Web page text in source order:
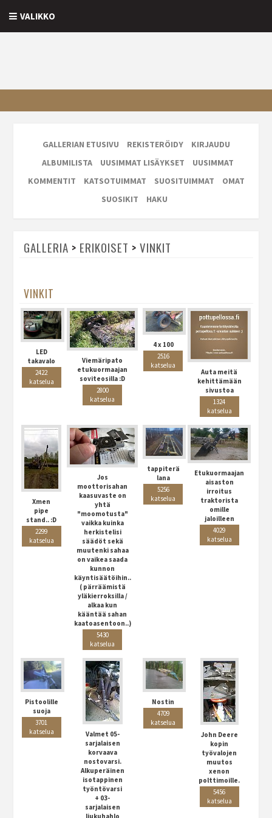
VALIKKO
GALLERIAN ETUSIVU REKISTERÖIDY
KIRJAUDU
ALBUMILISTA
UUSIMMAT LISÄYKSET
UUSIMMAT
KOMMENTIT
KATSOTUIMMAT SUOSITUIMMAT
OMAT
SUOSIKIT
HAKU
GALLERIA > ERIKOISET > VINKIT
VINKIT
LED
takavalo
2422
katselua
Viemäripato
etukuormaajan
soviteosilla :D
2800
katselua
4 x 100
2516
katselua
Auta meitä
kehittämään
sivustoa
1324
katselua
Xmen
pipe
stand.. :D
2299
katselua
Jos
moottorisahan
kaasuvaste on
yhtä
"moomotusta"
vaikka kuinka
herkistelisi
säädöt sekä
muutenki sahaa
on vaikea saada
kunnon
käyntisäätöihin..
( pärräämistä
yläkierroksilla /
alkaa kun
kääntää sahan
kaatoasentoon..)
5430
katselua
tappiterä
lana
5256
katselua
Etukuormaajan
aisaston
irroitus
traktorista
omille
jaloilleen
4029
katselua
Pistoolille
suoja
3701
katselua
Valmet 05-
sarjalaisen
korvaava
nostovarsi.
Alkuperäinen
isotappinen
työntövarsi
+ 03-
sarjalaisen
liukuhahlo
Nostin
4709
katselua
John Deere
kopin
työvalojen
muutos
xenon
polttimoille.
5456
katselua